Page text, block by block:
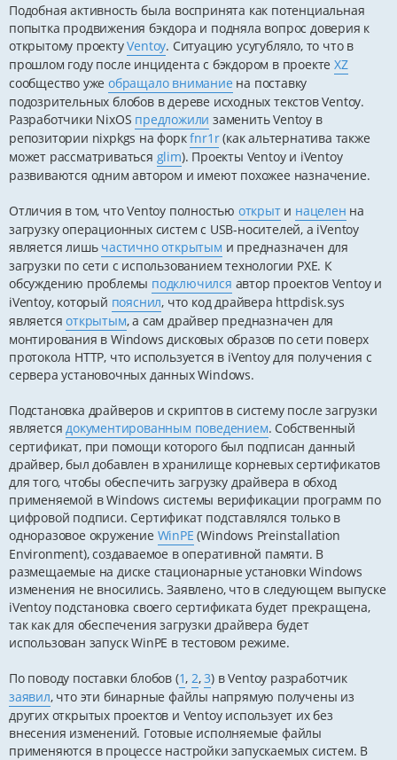
Подобная активность была воспринята как потенциальная
попытка продвижения бэкдора и подняла вопрос доверия к
открытому проектуVentoy. Ситуацию усугубляло, то что в
прошлом году после инцидента с бэкдором в проекте XZ
сообщество ужеобращало внимание на поставку
подозрительных блобов в дереве исходных текстов Ventoy.
Разработчики NixOS предложили заменить Ventoy в
репозитории nixpkgs на форкfnr1r(как альтернатива также
может рассматриваться glim). Проекты Ventoy и iVentoy
развиваются одним автором и имеют похожее назначение.
Отличия в том, что Ventoy полностью открыти нацелен на
загрузку операционных систем с USB-носителей, а iVentoy
является лишь частично открытым и предназначен для
загрузки по сети с использованием технологии PXE. К
обсуждению проблемы подключился автор проектов Ventoy и
iVentoy, который пояснил, что код драйвера httpdisk.sys
являетсяоткрытым, а сам драйвер предназначен для
монтирования в Windows дисковых образов по сети поверх
протокола HTTP, что используется в iVentoy для получения с
сервера установочных данных Windows.
Подстановка драйверов и скриптов в систему после загрузки
являетсядокументированным поведением. Собственный
сертификат, при помощи которого был подписан данный
драйвер, был добавлен в хранилище корневых сертификатов
для того, чтобы обеспечить загрузку драйвера в обход
применяемой в Windows системы верификации программ по
цифровой подписи. Сертификат подставлялся только в
одноразовое окружение WinPE (Windows Preinstallation
Environment), создаваемое в оперативной памяти. В
размещаемые на диске стационарные установки Windows
изменения не вносились. Заявлено, что в следующем выпуске
iVentoy подстановка своего сертификата будет прекращена,
так как для обеспечения загрузки драйвера будет
использован запуск WinPE в тестовом режиме.
По поводу поставки блобов (1,2,3) в Ventoy разработчик
заявил, что эти бинарные файлы напрямую получены из
других открытых проектов и Ventoy использует их без
внесения изменений. Готовые исполняемые файлы
применяются в процессе настройки запускаемых систем. В